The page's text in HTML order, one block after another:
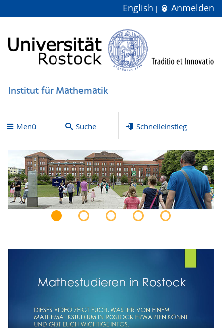
English Anmelden
Institut für Mathematik
Menü Suche Schnelleinstieg